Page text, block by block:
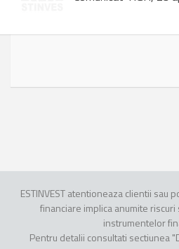
ESTINVEST atentioneaza clientii sau
financiare implica anumite
instrumentelor
Pentru detalii consultati sectiunea